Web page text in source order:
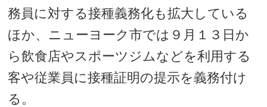
務員に対する接種義務化も拡大している
ほか、ニューヨーク市では９月１３日か
ら飲食店やスポーツジムなどを利用する
客や従業員に接種証明の提示を義務付け
る。